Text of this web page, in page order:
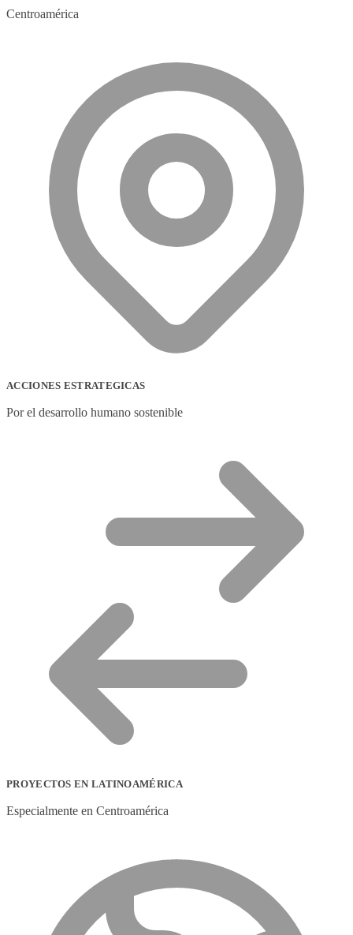
Centroamérica
ACCIONES ESTRATEGICAS
Por el desarrollo humano sostenible
PROYECTOS EN LATINOAMÉRICA
Especialmente en Centroamérica